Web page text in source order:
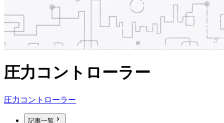
圧力コントローラー
圧力コントローラー
記事一覧